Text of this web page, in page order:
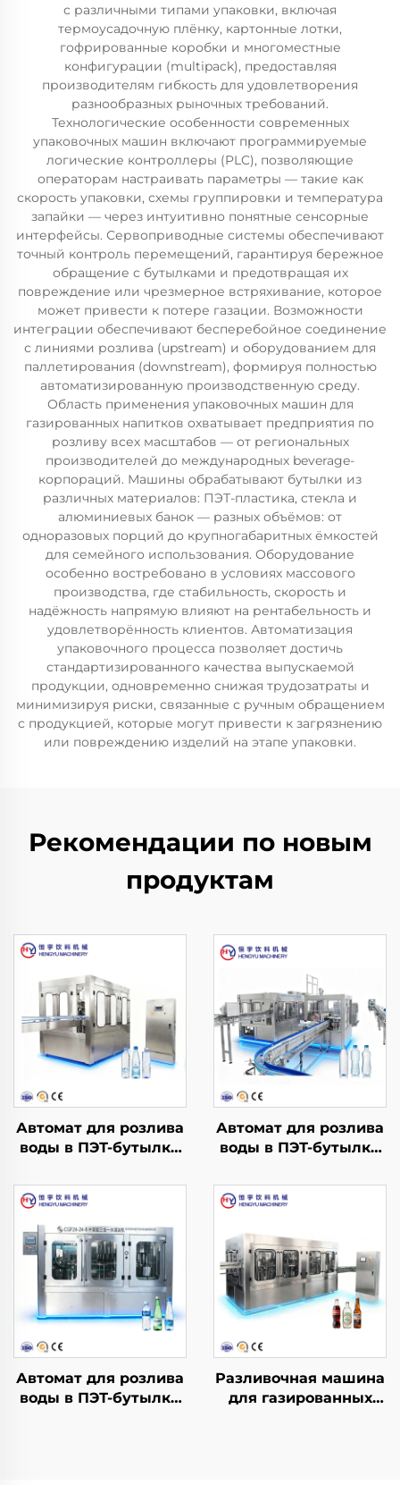
с различными типами упаковки, включая
термоусадочную плёнку, картонные лотки,
гофрированные коробки и многоместные
конфигурации (multipack), предоставляя
производителям гибкость для удовлетворения
разнообразных рыночных требований.
Технологические особенности современных
упаковочных машин включают программируемые
логические контроллеры (PLC), позволяющие
операторам настраивать параметры — такие как
скорость упаковки, схемы группировки и температура
запайки — через интуитивно понятные сенсорные
интерфейсы. Сервоприводные системы обеспечивают
точный контроль перемещений, гарантируя бережное
обращение с бутылками и предотвращая их
повреждение или чрезмерное встряхивание, которое
может привести к потере газации. Возможности
интеграции обеспечивают бесперебойное соединение
с линиями розлива (upstream) и оборудованием для
паллетирования (downstream), формируя полностью
автоматизированную производственную среду.
Область применения упаковочных машин для
газированных напитков охватывает предприятия по
розливу всех масштабов — от региональных
производителей до международных beverage-
корпораций. Машины обрабатывают бутылки из
различных материалов: ПЭТ-пластика, стекла и
алюминиевых банок — разных объёмов: от
одноразовых порций до крупногабаритных ёмкостей
для семейного использования. Оборудование
особенно востребовано в условиях массового
производства, где стабильность, скорость и
надёжность напрямую влияют на рентабельность и
удовлетворённость клиентов. Автоматизация
упаковочного процесса позволяет достичь
стандартизированного качества выпускаемой
продукции, одновременно снижая трудозатраты и
минимизируя риски, связанные с ручным обращением
с продукцией, которые могут привести к загрязнению
или повреждению изделий на этапе упаковки.
Рекомендации по новым
продуктам
Автомат для розлива
воды в ПЭТ-бутылки
Автомат для розлива
воды в ПЭТ-бутылки
Автомат для розлива
воды в ПЭТ-бутылки
Разливочная машина
для газированных